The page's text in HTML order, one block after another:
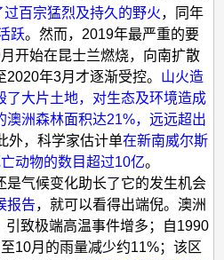
百宗猛烈及持久的野火，同年
跃。然而，2019年最严重的要
开始在昆士兰燃烧，向南扩散
年3月才逐渐受控。 山火造
了大片土地，对生态及环境造成
澳洲森林面积达21%，远远超出
外，科学家估计单在新南威尔斯
动物的数目超过10亿。
是气候变化助长了它的发生机会
报告，就可以看得出端倪。澳洲
引致极端高温事件增多；自1990
10月的雨量减少约11%；该区